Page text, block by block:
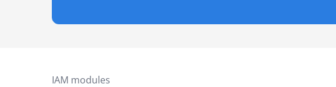
IAM modules